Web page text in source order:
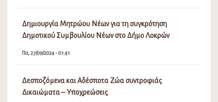
Δημιουργία Μητρώου Νέων για τη συγκρότηση
Δημοτικού Συμβουλίου Νέων στο Δήμο Λοκρών
Πα, 27/09/2024 - 01:41
Δεσποζόμενα και Αδέσποτα Ζώα συντροφιάς
Δικαιώματα – Υποχρεώσεις